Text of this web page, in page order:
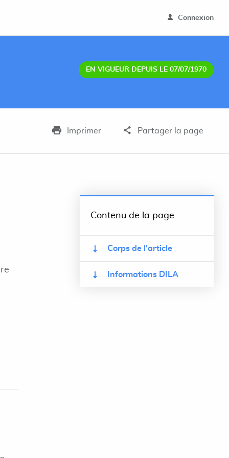
Connexion
EN VIGUEUR DEPUIS LE 07/07/1970
Imprimer Partager la page
Contenu de la page
Corps de l'article
Informations DILA